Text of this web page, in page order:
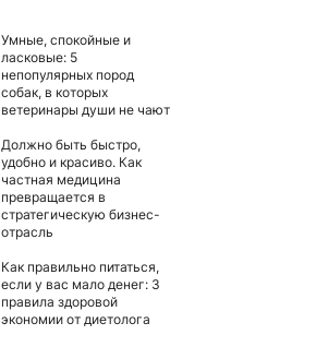
Умные, спокойные и
ласковые: 5
непопулярных пород
собак, в которых
ветеринары души не чают
Должно быть быстро,
удобно и красиво. Как
частная медицина
превращается в
стратегическую бизнес-
отрасль
Как правильно питаться,
если у вас мало денег: 3
правила здоровой
экономии от диетолога